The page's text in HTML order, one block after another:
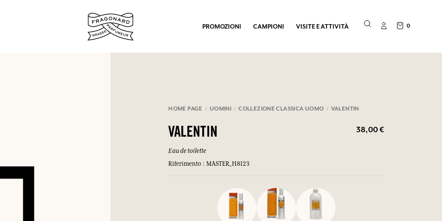
PROMOZIONI CAMPIONI VISITE E ATTIVITÀ 0
HOME PAGE UOMINI COLLEZIONE CLASSICA UOMO VALENTIN
VALENTIN 38,00 €
Eau de toilette
Riferimento : MASTER_H8123